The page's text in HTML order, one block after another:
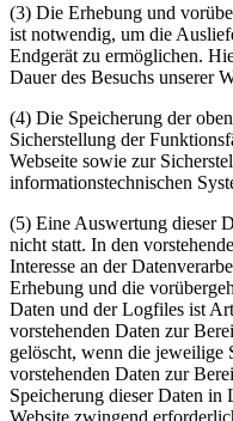
(3) Die Erhebung und
ist notwendig, um die
Endgerät zu ermöglichen.
Dauer des Besuchs unserer
(4) Die Speicherung der
Sicherstellung der
Webseite sowie zur
informationstechnischen
(5) Eine Auswertung dieser
nicht statt. In den
Interesse an der
Erhebung und die
Daten und der Logfiles ist
vorstehenden Daten zur
gelöscht, wenn die jeweilige
vorstehenden Daten zur
Speicherung dieser Daten
Website zwingend